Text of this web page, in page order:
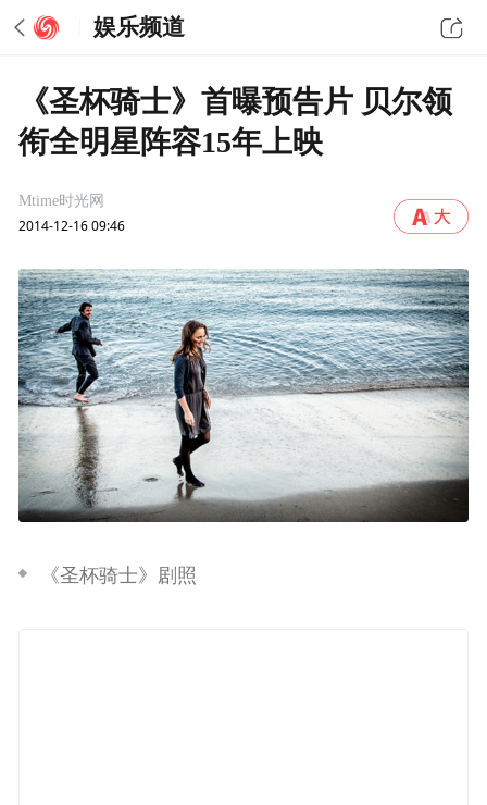
娱乐频道
《圣杯骑士》首曝预告片 贝尔领
衔全明星阵容15年上映
Mtime时光网
2014-12-16 09:46
《圣杯骑士》剧照